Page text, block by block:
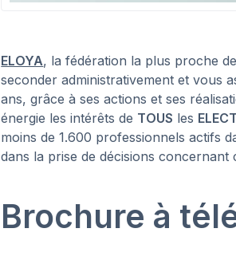
ELOYA, la fédération la plus proche
seconder administrativement et vous
ans, grâce à ses actions et ses
énergie les intérêts de TOUS les
moins de 1.600 professionnels actifs
dans la prise de décisions concernant
Brochure à